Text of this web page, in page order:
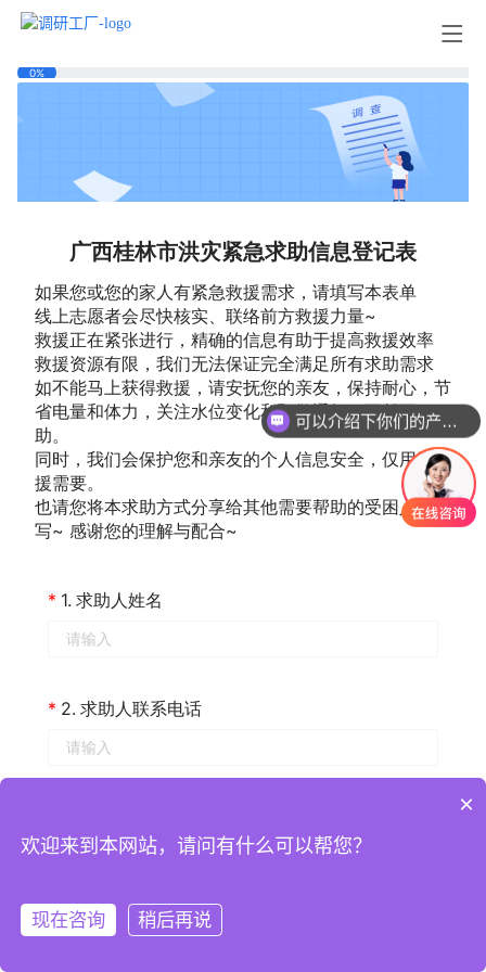
注册
可以介绍下你们的产品么
×
欢迎来到本网站，请问有什么可以帮您？
现在咨询 稍后再说